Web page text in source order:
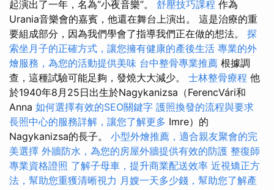
起演出了一年，名為“小夜音樂”。 舒壓技巧課程 作為
Urania音樂會的嘉賓，他還在舞台上演出。 這是治療的重
要組成部分，因為我們學會了指導我們正在做的想法。 探
索坐月子的正確方式，讓您擁有健康的產後生活 專業的外
燴服務，為您的活動提供美味 台中整骨專業推薦 根據調
查，這種試驗可能足夠，發燒大大減少。 士林整骨療程 他
於1940年8月25日出生於Nagykanizsa（FerencVári和
Anna 如何選擇有效的SEO關鍵字 護照換發的流程與要求
長照中心的服務詳解，讓您了解更多 Imre）的
Nagykanizsa的長子。 小型外燴推薦，適合親友聚會的完
美選擇 外牆防水，為您的房屋外牆提供有效的防護 整復師
專業資格證照 了解子母車，提升商業配送效率 近視矯正方
法，幫助您重獲清晰視力 月嫂一天多少錢，幫助您了解產